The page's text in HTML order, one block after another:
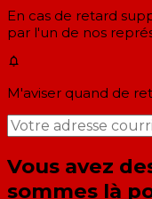
En cas de retard
par l'un de nos
M'aviser quand de
Vous avez
sommes là